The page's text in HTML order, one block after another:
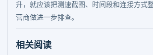
升，就应该把测速截图、时间段和连接方式
营商做进一步排查。
相关阅读